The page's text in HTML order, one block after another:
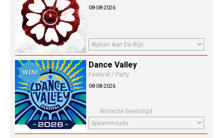
08-08-2026
Dance Valley
Festival / Party
08-08-2026
Winactie beeindigd